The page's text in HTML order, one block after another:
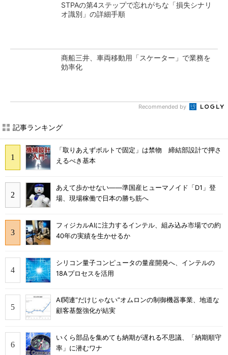
STPAの第4ステップで忘れがちな「損失シナリ
オ識別」の詳細手順
商船三井、車両移動用「スケーター」で業務を
効率化
Recommended by
記事ランキング
「取りあえずボルトで固定」は禁物 締結部設計で押さ
えるべき基本
あえて歩かせない――準国産ヒューマノイド「D1」登
場、現場稼働で日本の勝ち筋へ
フィジカルAIに注力するインテル、組み込み市場での約
40年の実績を生かせるか
シリコン量子コンピュータの量産開発へ、インテルの
18Aプロセスを活用
AI関連“だけじゃない”オムロンの制御機器事業、地道な
顧客基盤強化が結実
いくら部品を集めても納期が遅れる不思議、「納期順守
率」に潜むワナ